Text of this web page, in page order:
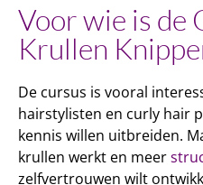
Voor wie is de
Krullen
De cursus is vooral
hairstylisten en curly hair
kennis willen uitbreiden.
krullen werkt en meer
zelfvertrouwen wilt